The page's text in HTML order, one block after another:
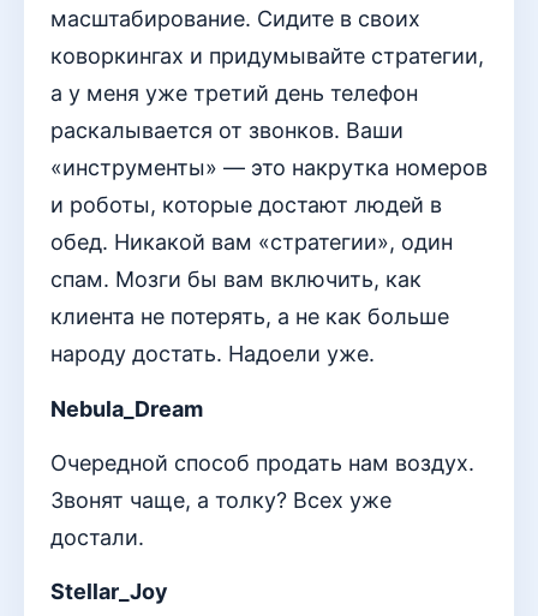
масштабирование. Сидите в своих
коворкингах и придумывайте стратегии,
а у меня уже третий день телефон
раскалывается от звонков. Ваши
«инструменты» — это накрутка номеров
и роботы, которые достают людей в
обед. Никакой вам «стратегии», один
спам. Мозги бы вам включить, как
клиента не потерять, а не как больше
народу достать. Надоели уже.
Nebula_Dream
Очередной способ продать нам воздух.
Звонят чаще, а толку? Всех уже
достали.
Stellar_Joy